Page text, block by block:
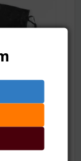
org0042-1
90 mm. 10
Kraftig kvalitet.
22,00DKK